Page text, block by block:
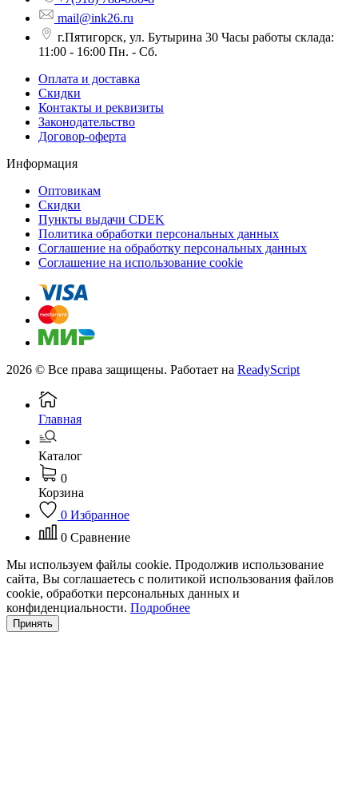
mail@ink26.ru
г.Пятигорск, ул. Бутырина 30 Часы работы склада:
11:00 - 16:00 Пн. - Сб.
Оплата и доставка
Скидки
Контакты и реквизиты
Законодательство
Договор-оферта
Информация
Оптовикам
Скидки
Пункты выдачи CDEK
Политика обработки персональных данных
Соглашение на обработку персональных данных
Соглашение на использование cookie
2026 © Все права защищены. Работает на ReadyScript
Главная
Каталог
0
Корзина
0 Избранное
0 Сравнение
Мы используем файлы cookie. Продолжив использование
сайта, Вы соглашаетесь с политикой использования файлов
cookie, обработки персональных данных и
конфиденциальности. Подробнее
Принять